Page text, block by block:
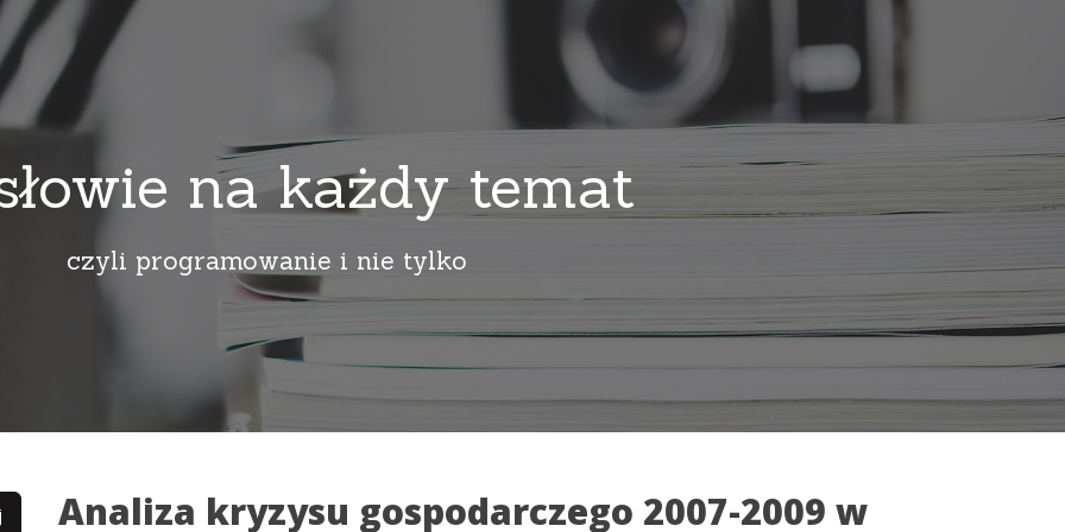
na każdy temat
czyli programowanie i nie tylko
Analiza kryzysu gospodarczego 2007-2009 w